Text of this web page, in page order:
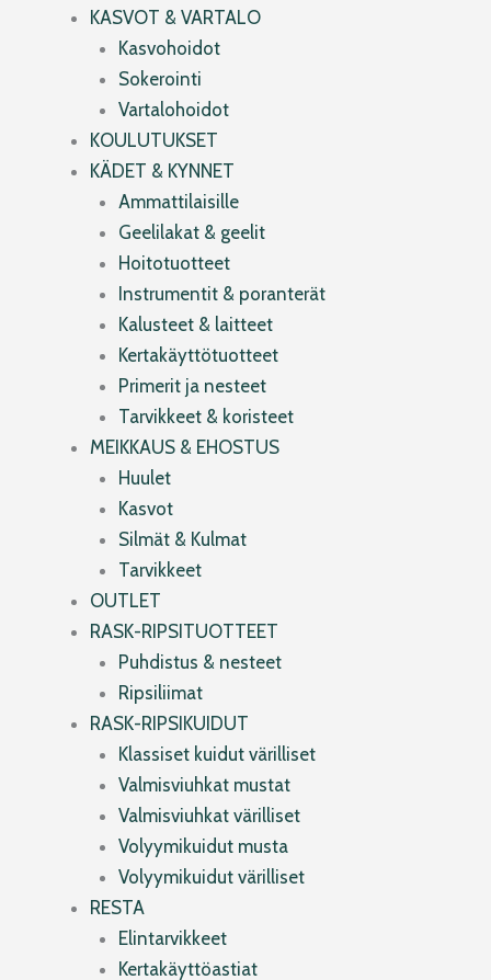
KASVOT & VARTALO
Kasvohoidot
Sokerointi
Vartalohoidot
KOULUTUKSET
KÄDET & KYNNET
Ammattilaisille
Geelilakat & geelit
Hoitotuotteet
Instrumentit & poranterät
Kalusteet & laitteet
Kertakäyttötuotteet
Primerit ja nesteet
Tarvikkeet & koristeet
MEIKKAUS & EHOSTUS
Huulet
Kasvot
Silmät & Kulmat
Tarvikkeet
OUTLET
RASK-RIPSITUOTTEET
Puhdistus & nesteet
Ripsiliimat
RASK-RIPSIKUIDUT
Klassiset kuidut värilliset
Valmisviuhkat mustat
Valmisviuhkat värilliset
Volyymikuidut musta
Volyymikuidut värilliset
RESTA
Elintarvikkeet
Kertakäyttöastiat